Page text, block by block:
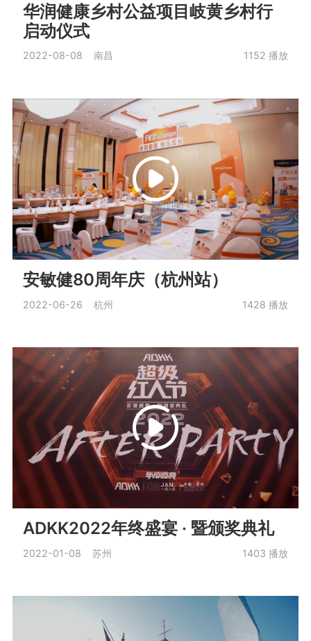
华润健康乡村公益项目岐黄乡村行
启动仪式
2022-08-08 南昌 1152 播放
安敏健80周年庆（杭州站）
2022-06-26 杭州 1428 播放
ADKK2022年终盛宴 · 暨颁奖典礼
2022-01-08 苏州 1403 播放